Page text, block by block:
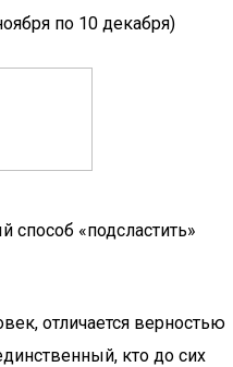
по 10 декабря)
способ «подсластить»
отличается верностью
кто до сих